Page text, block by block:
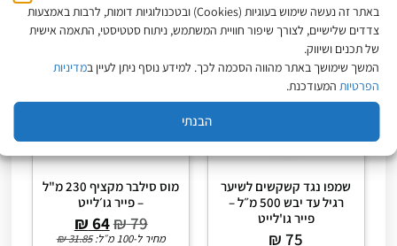
באתר זה נעשה שימוש בעוגיות (Cookies) ובטכנולוגיות דומות, לרבות באמצעות
צדדים שלישיים, לצורך שיפור חוויית המשתמש, ניתוח סטטיסטי, התאמה אישית
של תכנים ושיווק.
המשך שימושך באתר מהווה הסכמה לכך. למידע נוסף ניתן לעיין במדיניות
הפרטיותהמעודכנת.
הבנתי
שמפו נגד קשקשים לשיער
רגיל עד יבש 500 מ״ל –
פייר גו'לייט
₪75
מבצע!
מוס סילבר מקציף 230 מ"ל
– פייר גו׳לייט
₪79
₪64
מחיר ל-100 מ״ל: ₪31.85